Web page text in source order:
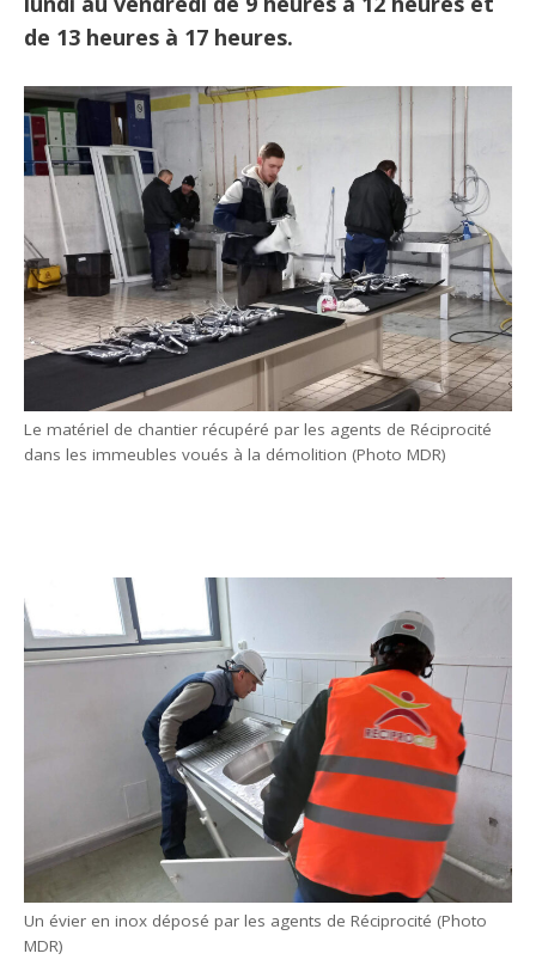
de 13 heures à 17 heures.
Le matériel de chantier récupéré par les agents de Réciprocité
dans les immeubles voués à la démolition (Photo MDR)
Un évier en inox déposé par les agents de Réciprocité (Photo
MDR)